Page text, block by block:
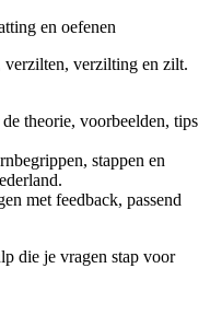
en oefenen
verzilting en zilt.
theorie, voorbeelden, tips
stappen en
.
met feedback, passend
die je vragen stap voor